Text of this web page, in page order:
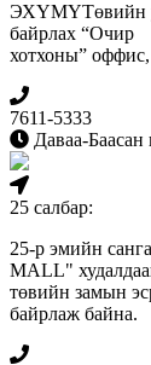
ЭХҮМҮТөвийн
байрлах “Очир
хотхоны”
7611-5333
Даваа-
25 салбар:
25-р эмийн
MALL"
төвийн замын
байрлаж байна.